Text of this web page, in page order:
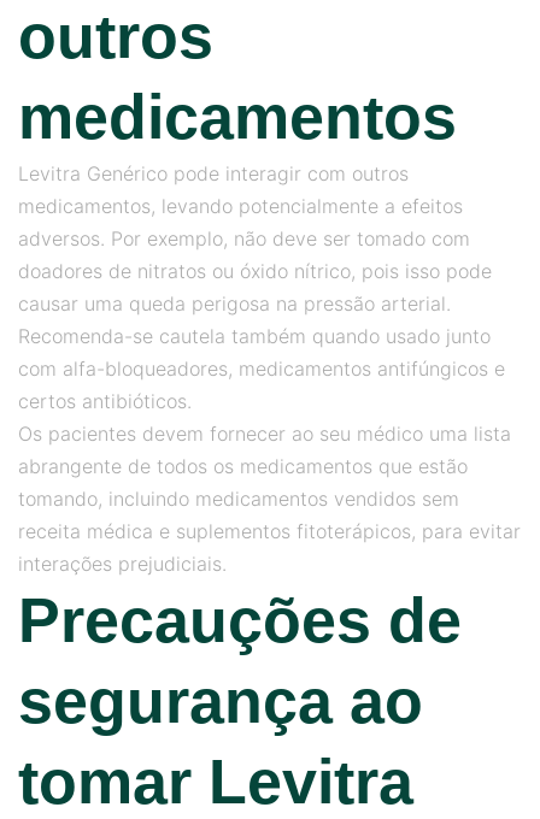
outros
medicamentos
Levitra Genérico pode interagir com outros
medicamentos, levando potencialmente a efeitos
adversos. Por exemplo, não deve ser tomado com
doadores de nitratos ou óxido nítrico, pois isso pode
causar uma queda perigosa na pressão arterial.
Recomenda-se cautela também quando usado junto
com alfa-bloqueadores, medicamentos antifúngicos e
certos antibióticos.
Os pacientes devem fornecer ao seu médico uma lista
abrangente de todos os medicamentos que estão
tomando, incluindo medicamentos vendidos sem
receita médica e suplementos fitoterápicos, para evitar
interações prejudiciais.
Precauções de
segurança ao
tomar Levitra